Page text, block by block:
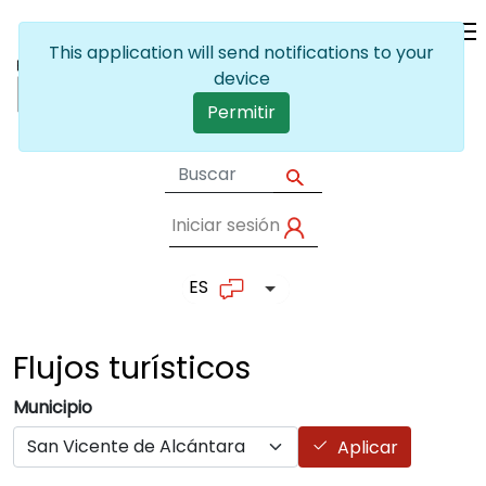
User account
Iniciar sesión
ES Lista adicional de
Flujos turísticos
Municipio
Aplicar
This application will send notifications to your
device
Permitir